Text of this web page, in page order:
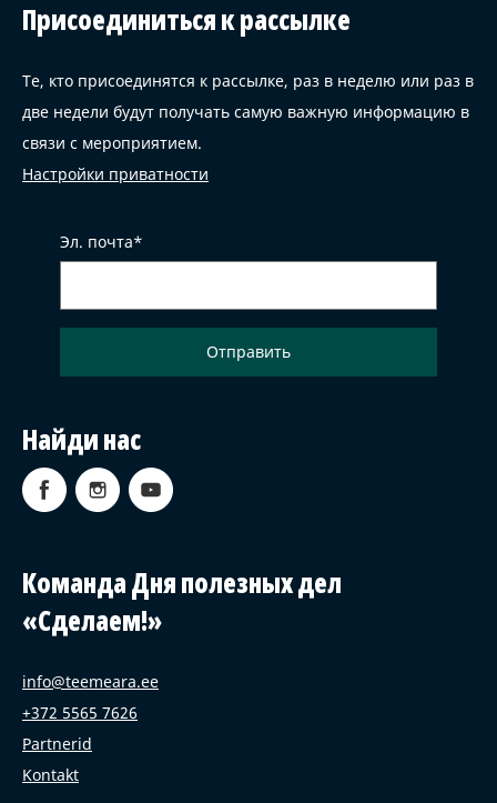
Присоединиться к рассылке
Те, кто присоединятся к рассылке, раз в неделю или раз в
две недели будут получать самую важную информацию в
связи с мероприятием.
Настройки приватности
Эл. почта
Найди нас
Команда Дня полезных дел
«Сделаем!»
info@teemeara.ee
+372 5565 7626
Partnerid
Kontakt